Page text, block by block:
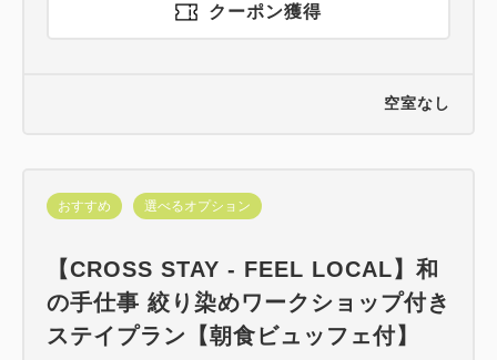
クーポン獲得
空室なし
おすすめ 選べるオプション
【CROSS STAY - FEEL LOCAL】和
の手仕事 絞り染めワークショップ付き
ステイプラン【朝食ビュッフェ付】